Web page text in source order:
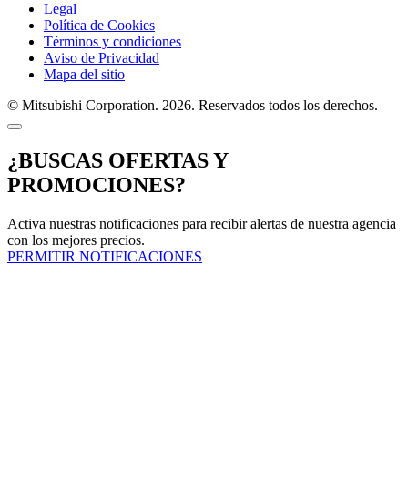
Legal
Política de Cookies
Términos y condiciones
Aviso de Privacidad
Mapa del sitio
© Mitsubishi Corporation. 2026. Reservados todos los derechos.
¿BUSCAS OFERTAS Y
PROMOCIONES?
Activa nuestras notificaciones para recibir alertas de nuestra agencia
con los mejores precios.
PERMITIR NOTIFICACIONES